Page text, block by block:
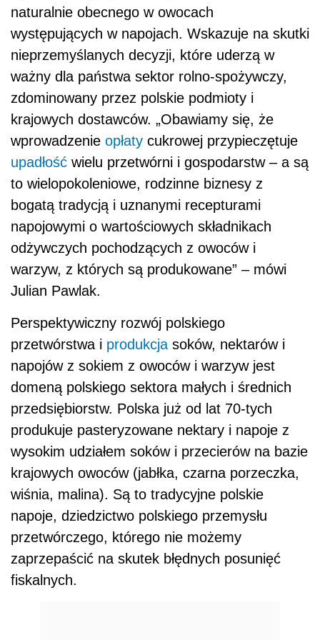
naturalnie obecnego w owocach
występujących w napojach. Wskazuje na skutki
nieprzemyślanych decyzji, które uderzą w
ważny dla państwa sektor rolno-spożywczy,
zdominowany przez polskie podmioty i
krajowych dostawców. „Obawiamy się, że
wprowadzenie opłaty cukrowej przypieczętuje
upadłość wielu przetwórni i gospodarstw – a są
to wielopokoleniowe, rodzinne biznesy z
bogatą tradycją i uznanymi recepturami
napojowymi o wartościowych składnikach
odżywczych pochodzących z owoców i
warzyw, z których są produkowane” – mówi
Julian Pawlak.
Perspektywiczny rozwój polskiego
przetwórstwa i produkcja soków, nektarów i
napojów z sokiem z owoców i warzyw jest
domeną polskiego sektora małych i średnich
przedsiębiorstw. Polska już od lat 70-tych
produkuje pasteryzowane nektary i napoje z
wysokim udziałem soków i przecierów na bazie
krajowych owoców (jabłka, czarna porzeczka,
wiśnia, malina). Są to tradycyjne polskie
napoje, dziedzictwo polskiego przemysłu
przetwórczego, którego nie możemy
zaprzepaścić na skutek błędnych posunięć
fiskalnych.